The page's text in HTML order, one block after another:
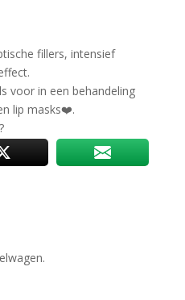
fillers, intensief
voor in een behandeling
lip masks❤️.
?